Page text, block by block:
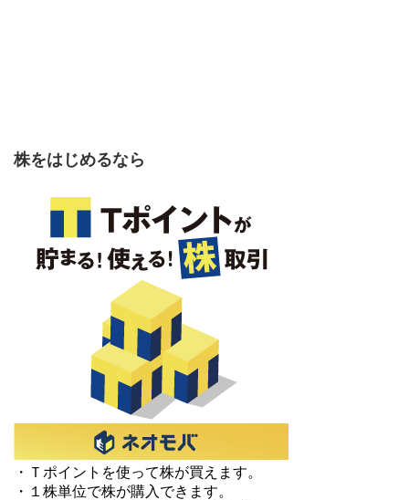
株をはじめるなら
・Ｔポイントを使って株が買えます。
・１株単位で株が購入できます。